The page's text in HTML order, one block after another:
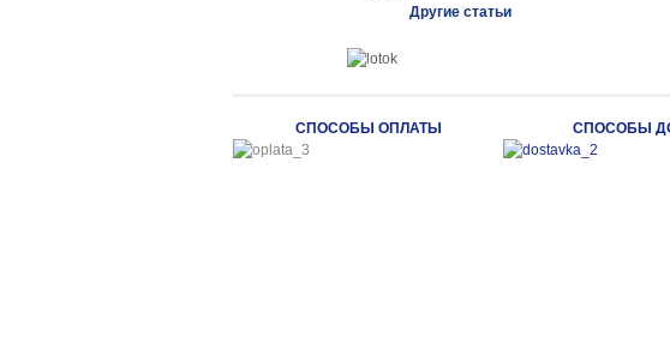
Другие статьи
СПОСОБЫ ОПЛАТЫ СПОСОБЫ